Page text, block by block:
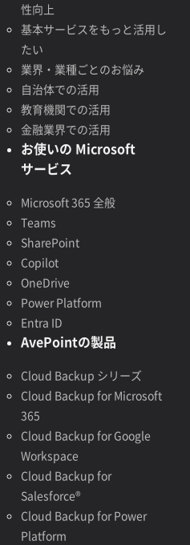
性向上
基本サービスをもっと活用し
たい
業界・業種ごとのお悩み
自治体での活用
教育機関での活用
金融業界での活用
お使いの Microsoft
サービス
Microsoft 365 全般
Teams
SharePoint
Copilot
OneDrive
Power Platform
Entra ID
AvePointの製品
Cloud Backup シリーズ
Cloud Backup for Microsoft
365
Cloud Backup for Google
Workspace
Cloud Backup for
Salesforce®
Cloud Backup for Power
Platform